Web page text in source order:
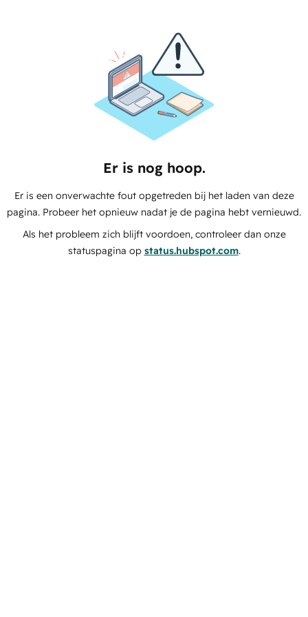
Er is nog hoop.
Er is een onverwachte fout opgetreden bij het laden van deze
pagina. Probeer het opnieuw nadat je de pagina hebt vernieuwd.
Als het probleem zich blijft voordoen, controleer dan onze
statuspagina op status.hubspot.com.